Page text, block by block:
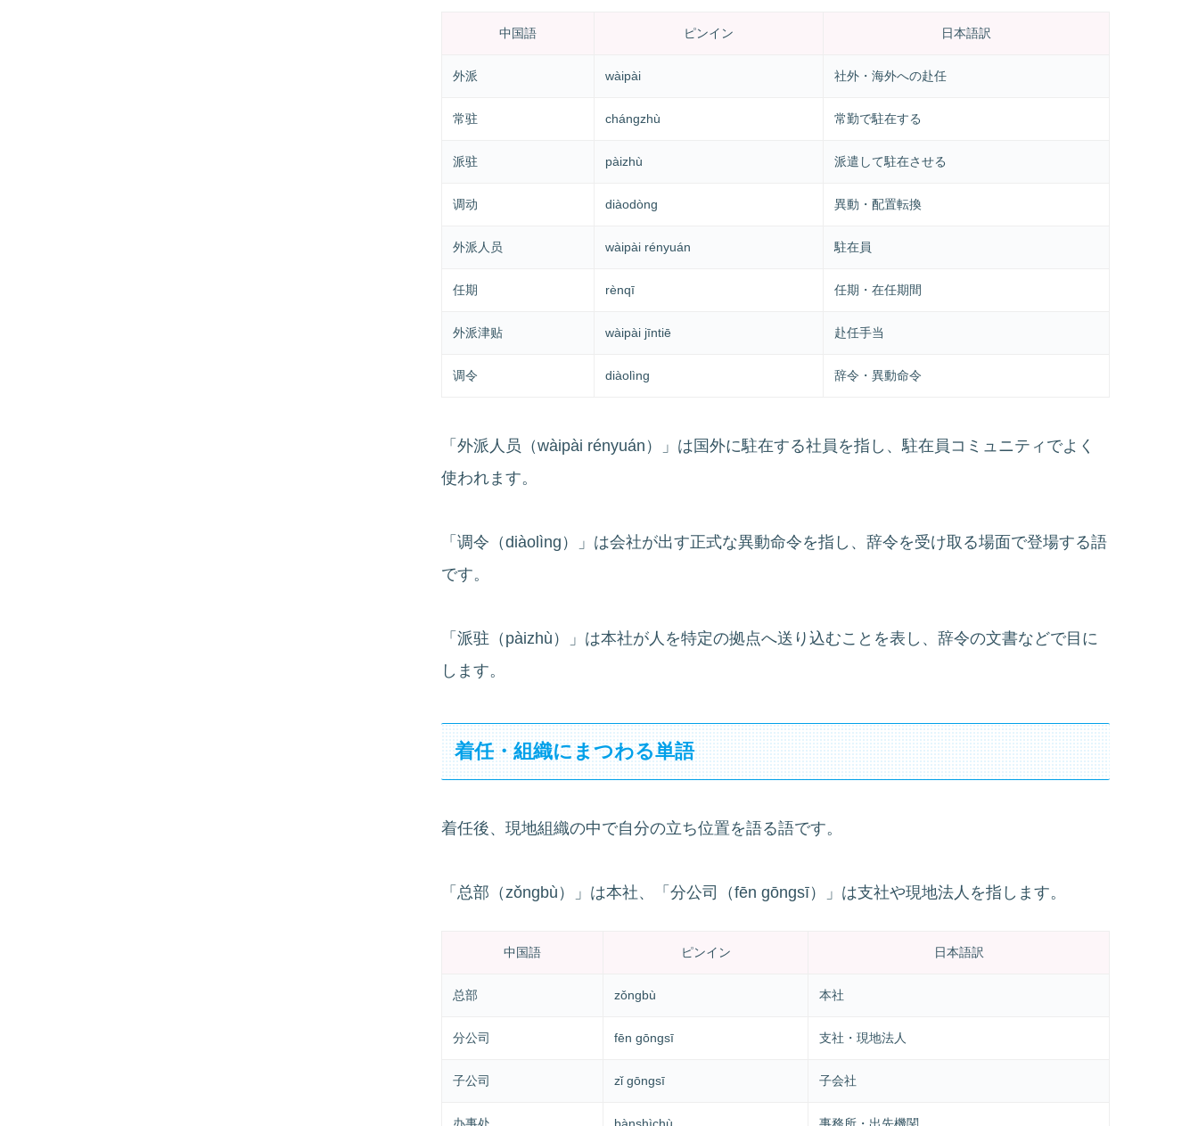
中国語 ピンイン 日本語訳
外派 wàipài 社外・海外への赴任
常驻 chángzhù 常勤で駐在する
派驻 pàizhù 派遣して駐在させる
调动 diàodòng 異動・配置転換
外派人员 wàipài rényuán 駐在員
任期 rènqī 任期・在任期間
外派津贴 wàipài jīntiē 赴任手当
调令 diàolìng 辞令・異動命令
「外派人员（wàipài rényuán）」は国外に駐在する社員を指し、駐在員コミュニティでよく
使われます。
「调令（diàolìng）」は会社が出す正式な異動命令を指し、辞令を受け取る場面で登場する語
です。
「派驻（pàizhù）」は本社が人を特定の拠点へ送り込むことを表し、辞令の文書などで目に
します。
着任・組織にまつわる単語
着任後、現地組織の中で自分の立ち位置を語る語です。
「总部（zǒngbù）」は本社、「分公司（fēn gōngsī）」は支社や現地法人を指します。
中国語 ピンイン 日本語訳
总部 zǒngbù 本社
分公司 fēn gōngsī 支社・現地法人
子公司 zǐ gōngsī 子会社